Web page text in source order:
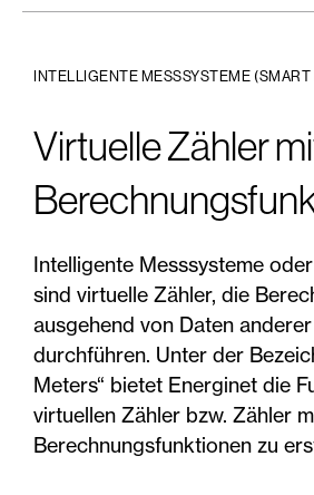
INTELLIGENTE MESSSYSTEME
Virtuelle Zähler
Intelligente Messsysteme
sind virtuelle Zähler, die
ausgehend von Daten
durchführen. Unter der
Meters“ bietet Energinet die
virtuellen Zähler bzw. Zähler
Berechnungsfunktionen zu